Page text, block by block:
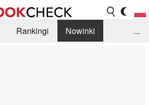
Rankingi
Nowinki
...